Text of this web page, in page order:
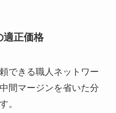
正価格
できる職人ネットワー
間マージンを省いた分
。